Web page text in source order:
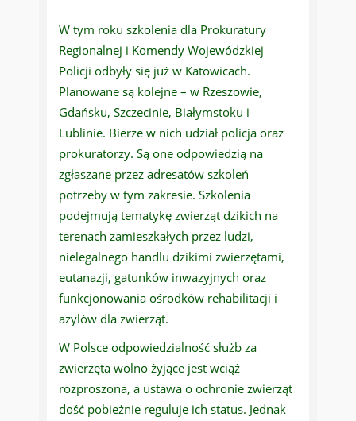
W tym roku szkolenia dla Prokuratury
Regionalnej i Komendy Wojewódzkiej
Policji odbyły się już w Katowicach.
Planowane są kolejne – w Rzeszowie,
Gdańsku, Szczecinie, Białymstoku i
Lublinie. Bierze w nich udział policja oraz
prokuratorzy. Są one odpowiedzią na
zgłaszane przez adresatów szkoleń
potrzeby w tym zakresie. Szkolenia
podejmują tematykę zwierząt dzikich na
terenach zamieszkałych przez ludzi,
nielegalnego handlu dzikimi zwierzętami,
eutanazji, gatunków inwazyjnych oraz
funkcjonowania ośrodków rehabilitacji i
azylów dla zwierząt.
W Polsce odpowiedzialność służb za
zwierzęta wolno żyjące jest wciąż
rozproszona, a ustawa o ochronie zwierząt
dość pobieżnie reguluje ich status. Jednak